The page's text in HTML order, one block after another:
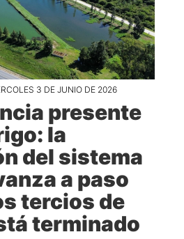
3 DE JUNIO DE 2026
presente
la
del sistema
a paso
tercios de
terminado